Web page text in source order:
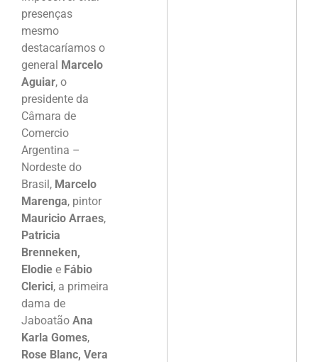
presenças
mesmo
destacaríamos o
general Marcelo
Aguiar, o
presidente da
Câmara de
Comercio
Argentina –
Nordeste do
Brasil, Marcelo
Marenga, pintor
Mauricio Arraes,
Patricia
Brenneken,
Elodie e Fábio
Clerici, a primeira
dama de
Jaboatão Ana
Karla Gomes,
Rose Blanc, Vera